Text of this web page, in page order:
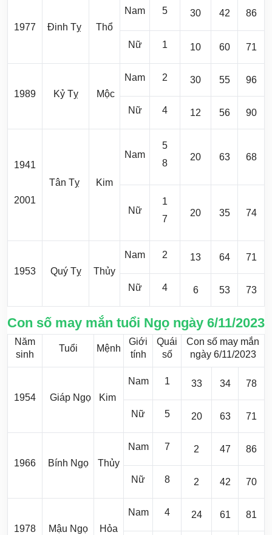
1977 Đinh Tỵ Thổ
Nam 5 30 42 86
Nữ 1 10 60 71
1989 Kỷ Tỵ Mộc
Nam 2 30 55 96
Nữ 4 12 56 90
1941
2001
Tân Tỵ Kim
Nam
5
8
20 63 68
Nữ
1
7
20 35 74
1953 Quý Tỵ Thủy
Nam 2 13 64 71
Nữ 4 6 53 73
Con số may mắn tuổi Ngọ ngày 6/11/2023
Năm
sinh
Tuổi Mệnh
Giới
tính
Quái
số
Con số may mắn
ngày 6/11/2023
1954 Giáp Ngọ Kim
Nam 1 33 34 78
Nữ 5 20 63 71
1966 Bính Ngọ Thủy
Nam 7 2 47 86
Nữ 8 2 42 70
1978 Mậu Ngọ Hỏa
Nam 4 24 61 81